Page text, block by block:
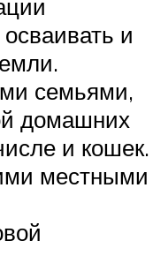
и
семьями,
домашних
и кошек.
местными